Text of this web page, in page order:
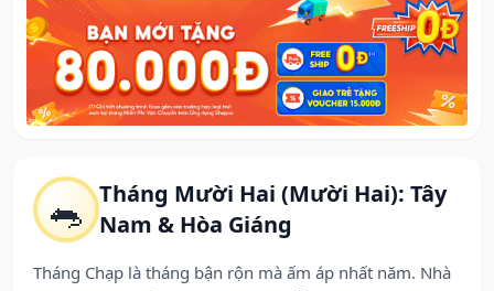
🐀 Tháng Mười Hai (Mười Hai): Tây
Nam & Hòa Giáng
Tháng Chạp là tháng bận rộn mà ấm áp nhất năm. Nhà